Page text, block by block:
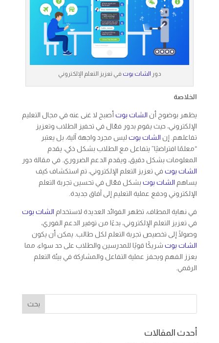
دور الشات بوت في تعزيز التعلم الإلكتروني
الخلاصة
يظهر بوضوح أن الشات بوتأصبح لا غنى عنه في مجال التعليم
الإلكتروني، حيث يقوم بدور فعّال في تحفيز الطلاب وتعزيز
تفاعلهم. إن الشات بوتليس مجرد واجهة آلية، بل يعتبر
“معلمًا افتراضيًا” يتفاعل مع الطلاب بشكل ذكي، يقدم
المعلومات بشكل دقيق، ويقدم الدعم الضروري. في مقالة دور
الشات بوتفي تعزيز التعلم الإلكتروني، تم استكشاف كيف
يساهم الشات بوتبشكل فعّال في تحسين تجربة التعلم
الإلكتروني ودفع عملية التعليم إلى آفاق جديدة.
في نهاية المطاف، تظهر الفوائد العديدة لاستخدام الشات بوت
في تعزيز التعلم الإلكتروني، بدءًا من توفير الدعم الفوري،
وصولًا إلى تخصيص تجربة التعلم لكل طالب. يمكن أن يكون
الشات بوتشريكًا قويًا للمدرسين والطلاب على حد سواء، مما
يعزز الفهم ويحفز عملية التفاعل والمشاركة في بيئة التعلم
الرقمي.
أحدث المقالات